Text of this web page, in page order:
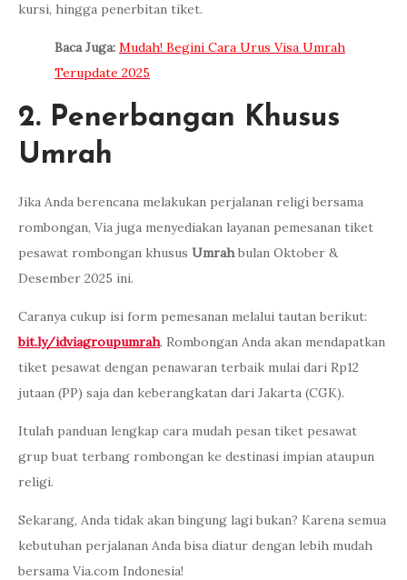
kursi, hingga penerbitan tiket.
Baca Juga: Mudah! Begini Cara Urus Visa Umrah
Terupdate 2025
2. Penerbangan Khusus
Umrah
Jika Anda berencana melakukan perjalanan religi bersama
rombongan, Via juga menyediakan layanan pemesanan tiket
pesawat rombongan khusus Umrahbulan Oktober &
Desember 2025 ini.
Caranya cukup isi form pemesanan melalui tautan berikut:
bit.ly/idviagroupumrah. Rombongan Anda akan mendapatkan
tiket pesawat dengan penawaran terbaik mulai dari Rp12
jutaan (PP) saja dan keberangkatan dari Jakarta (CGK).
Itulah panduan lengkap cara mudah pesan tiket pesawat
grup buat terbang rombongan ke destinasi impian ataupun
religi.
Sekarang, Anda tidak akan bingung lagi bukan? Karena semua
kebutuhan perjalanan Anda bisa diatur dengan lebih mudah
bersama Via.com Indonesia!